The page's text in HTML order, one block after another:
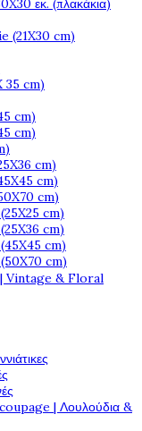
εκ. (πλακάκια)
(21X30 cm)
35 cm)
cm)
cm)
cm)
cm)
cm)
cm)
cm)
cm)
cm)
| Vintage & Floral
| Λουλούδια &